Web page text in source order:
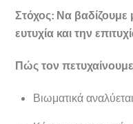
Στόχος: Να
ευτυχία και την
Πώς τον
Βιωματικά